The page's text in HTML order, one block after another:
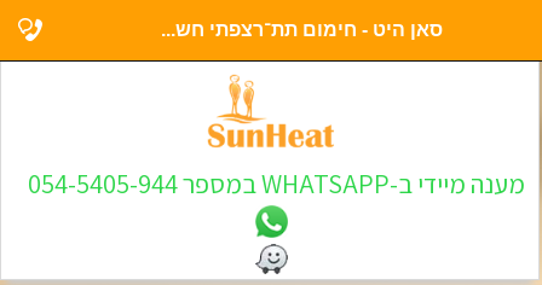
סאן היט - חימום תת־רצפתי חש...
מענה מיידי ב-WHATSAPP במספר 054-5405-944